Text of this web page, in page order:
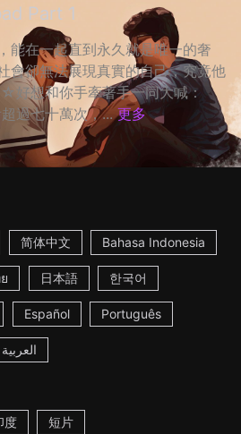
Part 1
能在一起直到永久就是唯一的奢
會卻無法展現真實的自己，究竟他
好想和你手牽著手一同大喊：
過七十萬次，... 更多
简体中文 Bahasa Indonesia
日本語 한국어
Español Português
العربية
度 短片